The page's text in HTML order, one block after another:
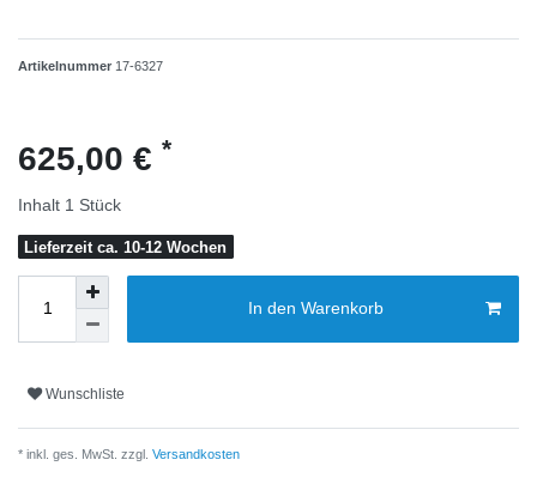
Artikelnummer 17-6327
625,00 € *
Inhalt 1 Stück
Lieferzeit ca. 10-12 Wochen
In den Warenkorb
Wunschliste
* inkl. ges. MwSt. zzgl. Versandkosten